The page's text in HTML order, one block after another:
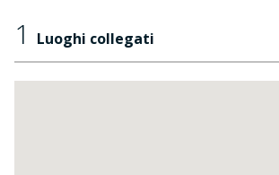
1 Luoghi collegati